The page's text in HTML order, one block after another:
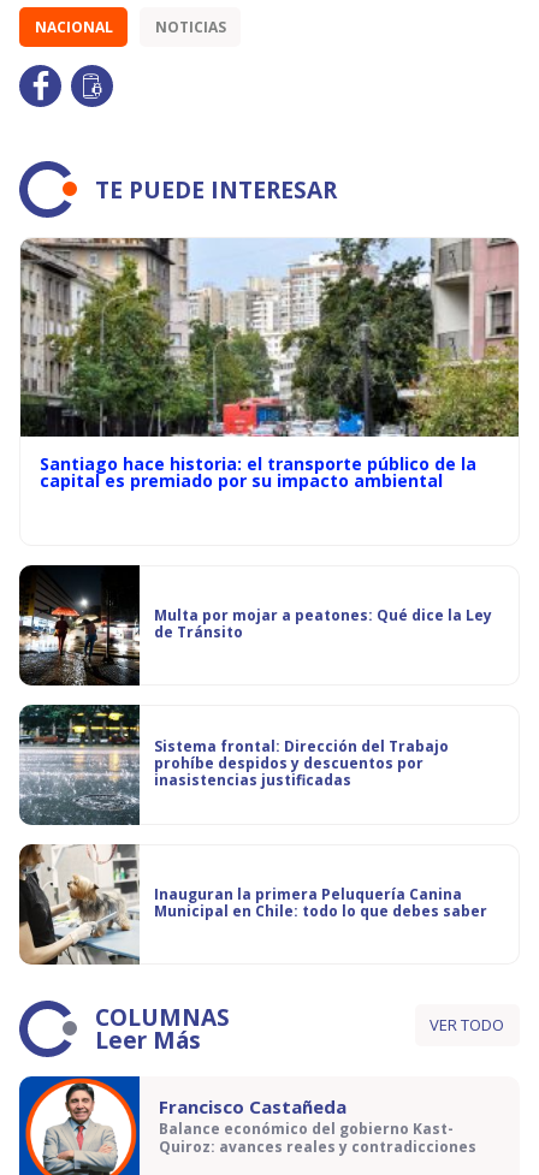
NACIONAL NOTICIAS
TE PUEDE INTERESAR
Santiago hace historia: el transporte público de la
capital es premiado por su impacto ambiental
Multa por mojar a peatones: Qué dice la Ley
de Tránsito
Sistema frontal: Dirección del Trabajo
prohíbe despidos y descuentos por
inasistencias justificadas
Inauguran la primera Peluquería Canina
Municipal en Chile: todo lo que debes saber
COLUMNAS
Leer Más VER TODO
Francisco Castañeda
Balance económico del gobierno Kast-
Quiroz: avances reales y contradicciones